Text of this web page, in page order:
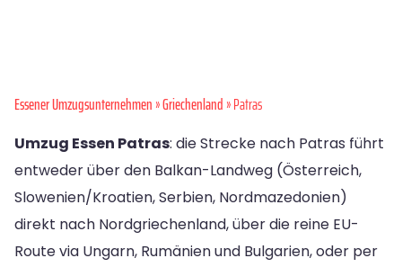
Essener Umzugsunternehmen»Griechenland» Patras
Umzug Essen Patras: die Strecke nach Patras führt
entweder über den Balkan-Landweg (Österreich,
Slowenien/Kroatien, Serbien, Nordmazedonien)
direkt nach Nordgriechenland, über die reine EU-
Route via Ungarn, Rumänien und Bulgarien, oder per